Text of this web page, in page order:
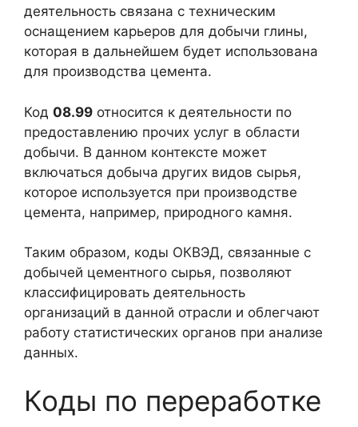
деятельность связана с техническим
оснащением карьеров для добычи глины,
которая в дальнейшем будет использована
для производства цемента.
Код 08.99 относится к деятельности по
предоставлению прочих услуг в области
добычи. В данном контексте может
включаться добыча других видов сырья,
которое используется при производстве
цемента, например, природного камня.
Таким образом, коды ОКВЭД, связанные с
добычей цементного сырья, позволяют
классифицировать деятельность
организаций в данной отрасли и облегчают
работу статистических органов при анализе
данных.
Коды по переработке